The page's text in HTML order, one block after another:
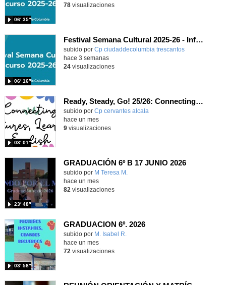
06′ 35″
78visualizaciones
Festival Semana Cultural 2025-26 - Infantil
subido por Cp ciudaddecolumbia trescantos
06′ 16″
-
hace 3 semanas
24visualizaciones
Ready, Steady, Go! 25/26: Connecting Cultures, Learning English
Contenido educativo.
subido por Cp cervantes alcala
03′ 01″
hace un mes
9visualizaciones
GRADUACIÓN 6º B 17 JUNIO 2026
Contenido educativo.
subido por M Teresa M.
23′ 48″
hace un mes
82 visualizaciones
GRADUACION 6º. 2026
Contenido educativo.
subido por M. Isabel R.
03′ 58″
hace un mes
72 visualizaciones